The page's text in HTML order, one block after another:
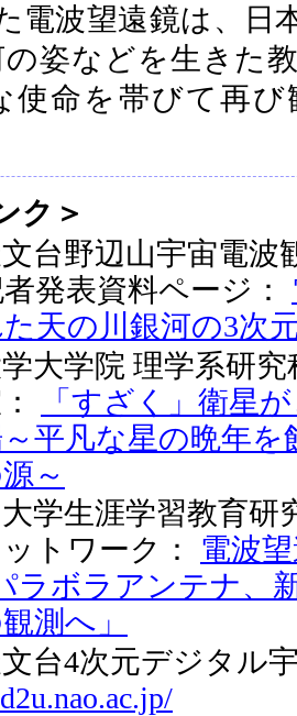
電波望遠鏡は、日
の姿などを生きた
使命を帯びて再
ク＞
台野辺山宇宙電波
発表資料ページ：
天の川銀河の3次
大学院 理学系研
「すざく」衛星
平凡な星の晩年を
～
学生涯学習教育研
トワーク： 電波
ラボラアンテナ、
測へ」
台4次元デジタル